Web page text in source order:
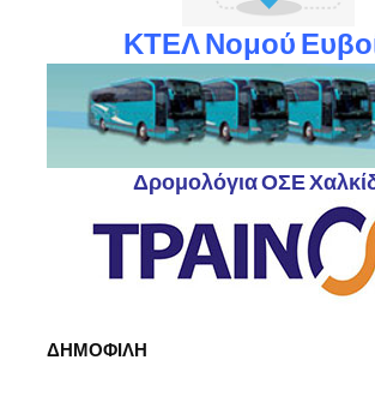
ΚΤΕΛ Νομού
Δρομολόγια ΟΣΕ
ΔΗΜΟΦΙΛΗ